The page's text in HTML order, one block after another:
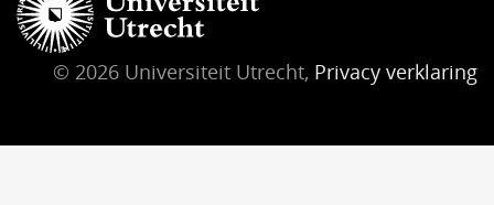
© 2026 Universiteit Utrecht, Privacy verklaring